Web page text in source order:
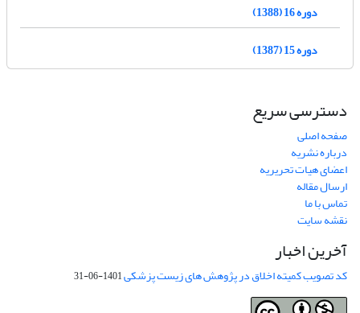
دوره 16 (1388)
دوره 15 (1387)
دسترسی سریع
صفحه اصلی
درباره نشریه
اعضای هیات تحریریه
ارسال مقاله
تماس با ما
نقشه سایت
آخرین اخبار
کد تصویب کمیته اخلاق در پژوهش های زیست پزشکی1401-06-31